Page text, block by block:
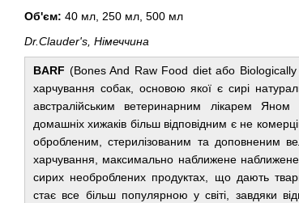
Об'єм: 40 мл, 250 мл, 500 мл
Dr.Clauder's, Німеччина
BARF (Bones And Raw Food diet або
харчування собак, основою якої є сирі
австралійським ветеринарним лікарем
домашніх хижаків більш відповідним є не
обробленим, стерилізованим та доповненим
харчування, максимально наближене наближене
сирих необроблених продуктах, що дають
стає все більш популярною у світі, завдяки